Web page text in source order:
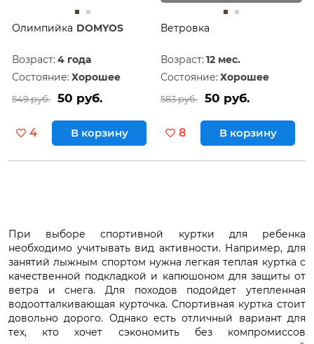
Олимпийка DOMYOS
Возраст: 4 года
Состояние: Хорошее
549 руб. 50 руб.
4 В корзину
Ветровка
Возраст: 12 мес.
Состояние: Хорошее
583 руб. 50 руб.
8 В корзину
При выборе спортивной куртки для ребенка
необходимо учитывать вид активности. Например, для
занятий лыжным спортом нужна легкая теплая куртка с
качественной подкладкой и капюшоном для защиты от
ветра и снега. Для походов подойдет утепленная
водоотталкивающая курточка. Спортивная куртка стоит
довольно дорого. Однако есть отличный вариант для
тех, кто хочет сэкономить без компромиссов